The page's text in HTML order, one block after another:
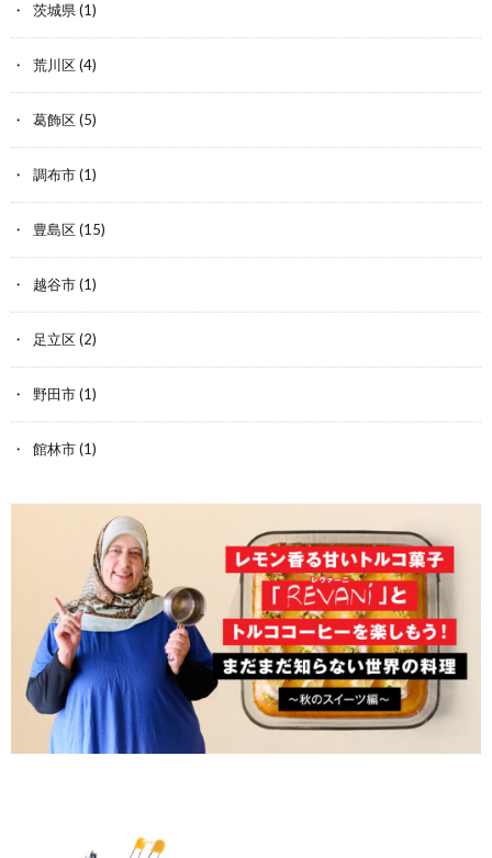
茨城県(1)
荒川区(4)
葛飾区(5)
調布市(1)
豊島区(15)
越谷市(1)
足立区(2)
野田市(1)
館林市(1)